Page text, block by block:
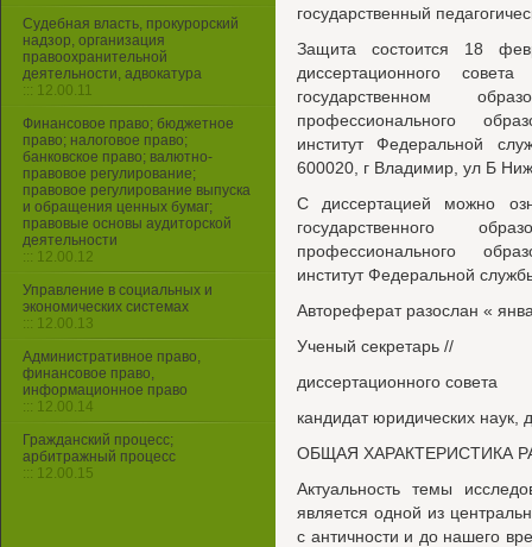
государственный
Защита состоится 18
диссертационного
государственном
профессионального
институт Федеральной
600020, г Владимир, ул Б
С диссертацией можно
государственного
профессионального
институт Федеральной
Автореферат разослан «
Ученый секретарь //
диссертационного совета
кандидат юридических
ОБЩАЯ ХАРАКТЕРИСТИКА
Актуальность темы
является одной из
с античности и до нашего
Судебная власть, прокурорский
надзор, организация
правоохранительной
деятельности, адвокатура
::: 12.00.11
Финансовое право; бюджетное
право; налоговое право;
банковское право; валютно-
правовое регулирование;
правовое регулирование выпуска
и обращения ценных бумаг;
правовые основы аудиторской
деятельности
::: 12.00.12
Управление в социальных и
экономических системах
::: 12.00.13
Административное право,
финансовое право,
информационное право
::: 12.00.14
Гражданский процесс;
арбитражный процесс
::: 12.00.15